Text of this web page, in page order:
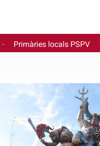
· Primàries locals PSPV